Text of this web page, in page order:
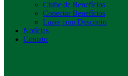
Clube de Benefícios
Conectar Benefícios
Lazer com Desconto
Notícias
Contato